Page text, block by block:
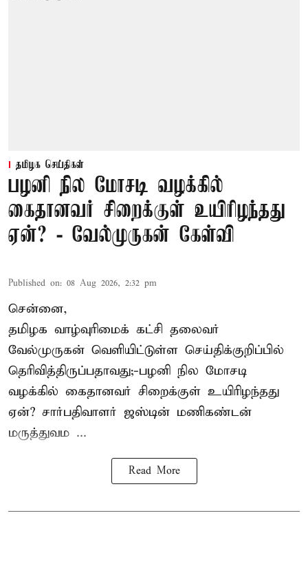
தமிழக செய்திகள்
பழனி நில மோசடி வழக்கில்
கைதானவர் சிறைக்குள் உயிரிழந்தது
ஏன்? - வேல்முருகன் கேள்வி
Published on: 08 Aug 2026, 2:32 pm
சென்னை,
தமிழக வாழ்வுரிமைக் கட்சி தலைவர்
வேல்முருகன் வெளியிட்டுள்ள செய்திக்குறிப்பில்
தெரிவித்திருப்பதாவது;-பழனி நில மோசடி
வழக்கில் கைதானவர் சிறைக்குள் உயிரிழந்தது
ஏன்? சார்பதிவாளர் ஜஸ்டின் மணிகண்டன்
மருத்துவம ...
Read More